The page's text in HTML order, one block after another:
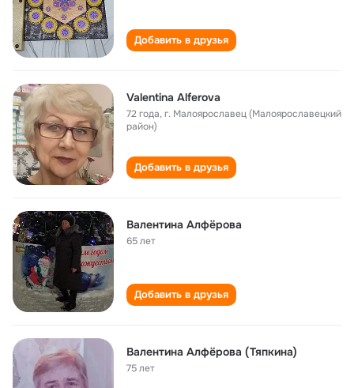
Добавить в друзья
Valentina Alferova
72 года,г. Малоярославец (Малоярославецкий
район)
Добавить в друзья
Валентина Алфёрова
65 лет
Добавить в друзья
Валентина Алфëрова (Тяпкина)
75 лет